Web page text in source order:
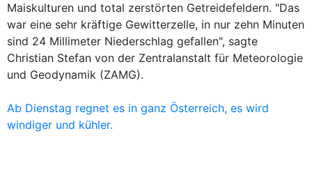
Maiskulturen und total zerstörten Getreidefeldern. "Das
war eine sehr kräftige Gewitterzelle, in nur zehn Minuten
sind 24 Millimeter Niederschlag gefallen", sagte
Christian Stefan von der Zentralanstalt für Meteorologie
und Geodynamik (ZAMG).
Ab Dienstag regnet es in ganz Österreich, es wird
windiger und kühler.